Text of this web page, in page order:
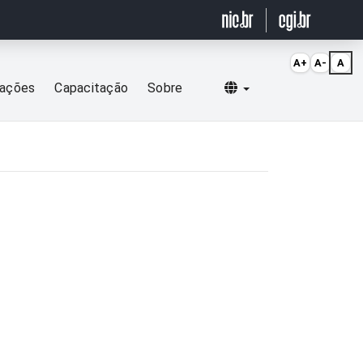
Capacitação Sobre Selecionar idioma
A+ A- A